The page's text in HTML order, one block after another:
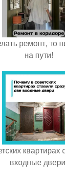
ремонт, то
на пути!
квартирах
входные